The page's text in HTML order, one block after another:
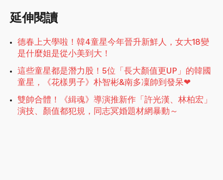
延伸閱讀
德春上大學啦！韓4童星今年晉升新鮮人，女大18變
是什麼姐是從小美到大！
這些童星都是潛力股！5位「長大顏值更UP」的韓國
童星，《花樣男子》朴智彬&南多凜帥到發呆❤
雙帥合體！《緝魂》導演推新作「許光漢、林柏宏」
演技、顏值都犯規，同志冥婚題材網暴動～